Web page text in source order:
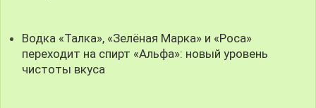
Водка «Талка», «Зелёная Марка» и «Роса»
переходит на спирт «Альфа»: новый уровень
чистоты вкуса